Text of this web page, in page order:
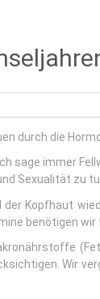
durch die
sage immer
Sexualität zu
Kopfhaut
benötigen wir
Wir